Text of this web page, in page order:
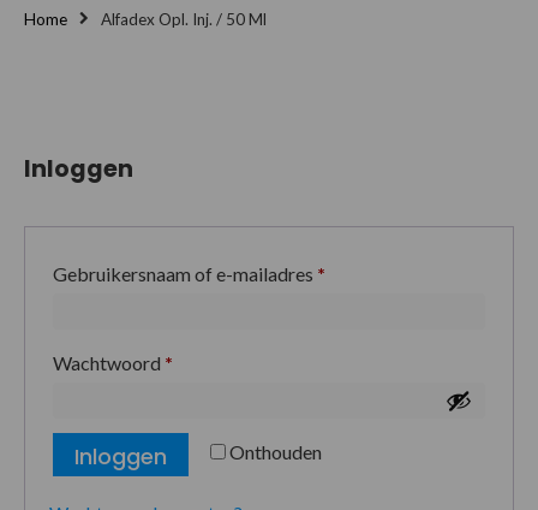
Home Alfadex Opl. Inj. / 50 Ml
Inloggen
Gebruikersnaam of e-mailadres *
Wachtwoord *
Onthouden
Inloggen